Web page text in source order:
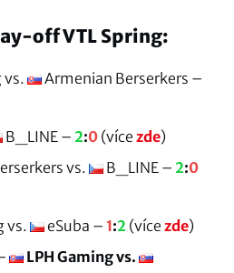
off VTL Spring:
vs.
Armenian Berserkers –
B_LINE – 2:0 (více zde)
vs. B_LINE – 2:0
vs. eSuba – 1:2 (více zde)
LPH Gaming vs.